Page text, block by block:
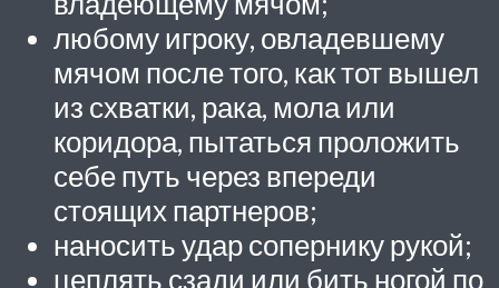
любому игроку, овладевшему
мячом после того, как тот вышел
из схватки, рака, мола или
коридора, пытаться проложить
себе путь через впереди
стоящих партнеров;
наносить удар сопернику рукой;
цеплять сзади или бить ногой по